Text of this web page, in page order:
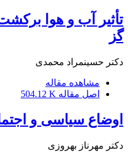
تأثیر آب و هوا
گز
دکتر حسینمراد محمدی
مشاهده مقاله
اصل مقاله 504.12 K
اوضاع سیاسی و
دکتر مهرناز بهروزی